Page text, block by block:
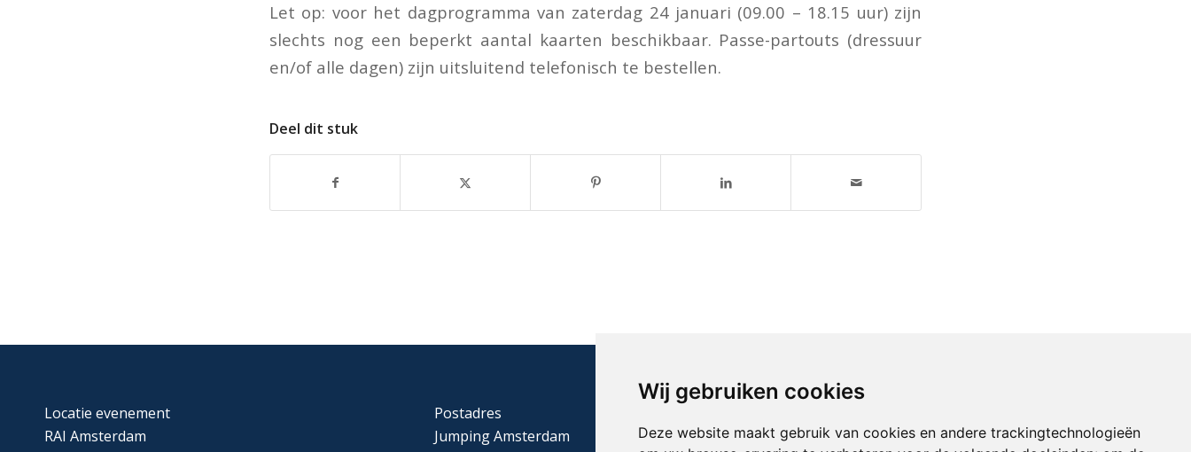
Wij gebruiken cookies
Deze website maakt gebruik van cookies en andere trackingtechnologieën
Let op: voor het dagprogramma van zaterdag 24 januari (09.00 – 18.15 uur) zijn
slechts nog een beperkt aantal kaarten beschikbaar. Passe-partouts (dressuur
en/of alle dagen) zijn uitsluitend telefonisch te bestellen.
Deel dit stuk
Locatie evenement
RAI Amsterdam
Postadres
Jumping Amsterdam